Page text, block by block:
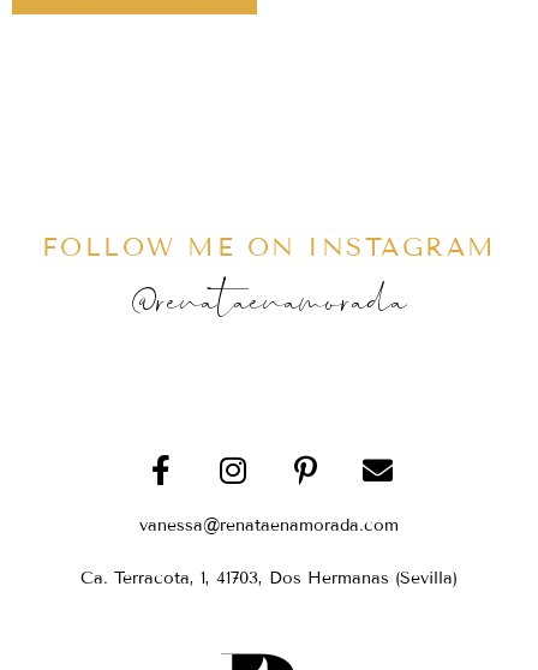
FOLLOW ME ON INSTAGRAM
@renataenamorada
vanessa@renataenamorada.com
Ca. Terracota, 1, 41703, Dos Hermanas (Sevilla)